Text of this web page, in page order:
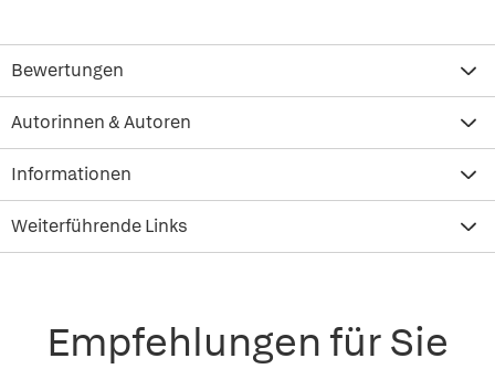
Bewertungen
Autorinnen & Autoren
Informationen
Weiterführende Links
Empfehlungen für Sie